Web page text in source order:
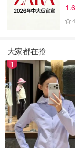
用手做背景可能看
净
，我凑得近仔细
蚕丝更加有珍珠光
大家都在抢
1